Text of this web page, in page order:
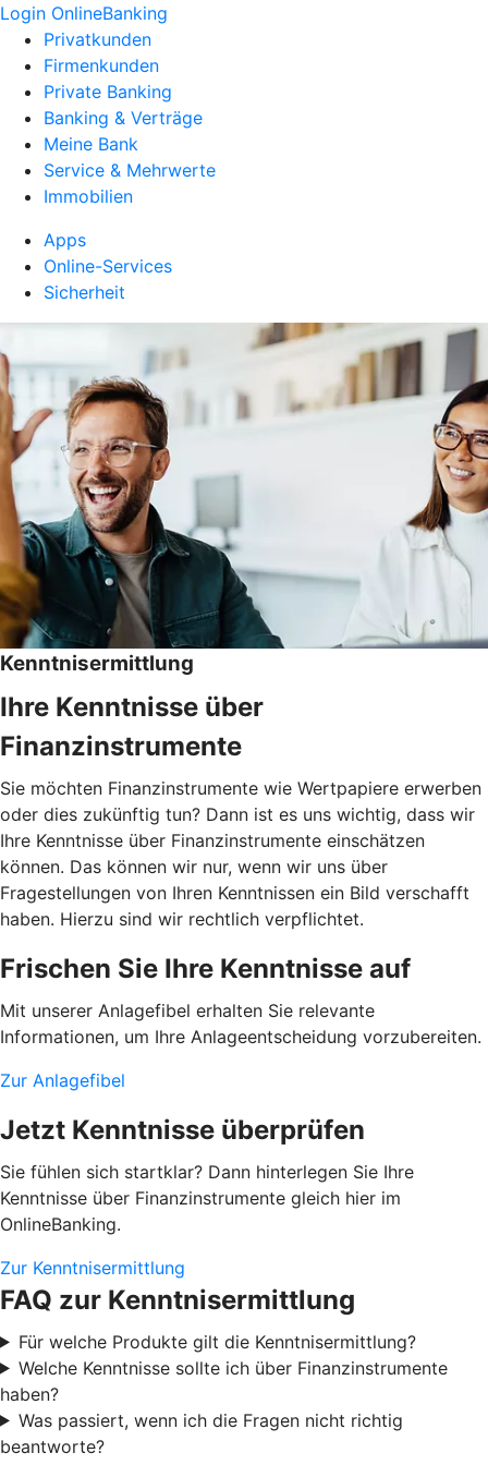
Login OnlineBanking
Privatkunden
Firmenkunden
Private Banking
Banking & Verträge
Meine Bank
Service & Mehrwerte
Immobilien
Apps
Online-Services
Sicherheit
Kenntnisermittlung
Ihre Kenntnisse über
Finanzinstrumente
Sie möchten Finanzinstrumente wie Wertpapiere erwerben
oder dies zukünftig tun? Dann ist es uns wichtig, dass wir
Ihre Kenntnisse über Finanzinstrumente einschätzen
können. Das können wir nur, wenn wir uns über
Fragestellungen von Ihren Kenntnissen ein Bild verschafft
haben. Hierzu sind wir rechtlich verpflichtet.
Frischen Sie Ihre Kenntnisse auf
Mit unserer Anlagefibel erhalten Sie relevante
Informationen, um Ihre Anlageentscheidung vorzubereiten.
Zur Anlagefibel
Jetzt Kenntnisse überprüfen
Sie fühlen sich startklar? Dann hinterlegen Sie Ihre
Kenntnisse über Finanzinstrumente gleich hier im
OnlineBanking.
Zur Kenntnisermittlung
FAQ zur Kenntnisermittlung
Für welche Produkte gilt die Kenntnisermittlung?
Welche Kenntnisse sollte ich über Finanzinstrumente
haben?
Was passiert, wenn ich die Fragen nicht richtig
beantworte?